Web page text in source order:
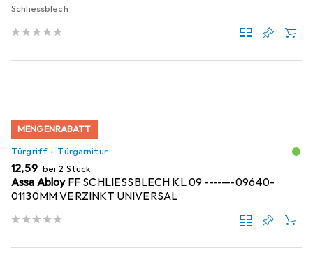
Schliessblech
MENGENRABATT
Türgriff + Türgarnitur
EUR
12,59 bei 2 Stück
Assa Abloy FF SCHLIESSBLECH KL 09 -------09640-
01130MM VERZINKT UNIVERSAL